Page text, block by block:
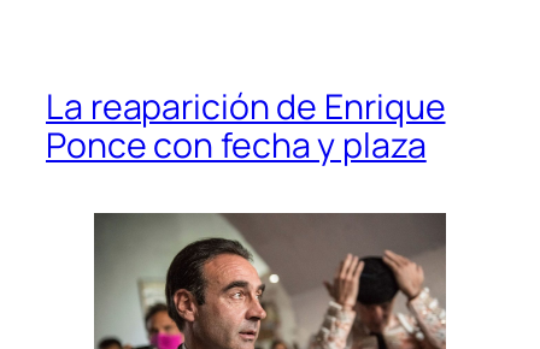
La reaparición de Enrique
Ponce con fecha y plaza